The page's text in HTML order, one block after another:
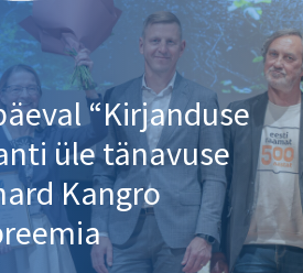
“Kirjanduse
üle tänavuse
Kangro